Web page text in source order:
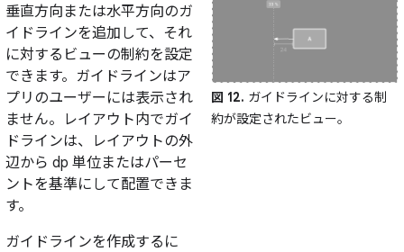
垂直方向または水平方向のガ
イドラインを追加して、それ
に対するビューの制約を設定
できます。ガイドラインはア
プリのユーザーには表示され
ません。レイアウト内でガイ
ドラインは、レイアウトの外
辺から dp 単位またはパーセ
ントを基準にして配置できま
す。
ガイドラインを作成するに
図 12. ガイドラインに対する制
約が設定されたビュー。